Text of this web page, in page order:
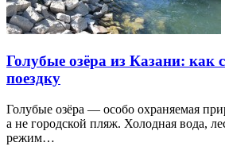
Голубые озёра из Казани: как
поездку
Голубые озёра — особо охраняемая
а не городской пляж. Холодная вода,
режим…